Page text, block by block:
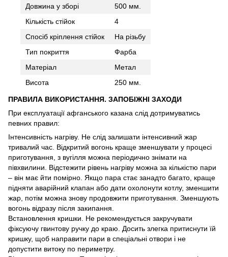
Довжина у зборі
500 мм.
Кількість стійок
4
Спосіб кріплення стійок
На різьбу
Тип покриття
Фарба
Матеріал
Метал
Висота
250 мм.
ПРАВИЛА ВИКОРИСТАННЯ. ЗАПОБІЖНІ ЗАХОДИ
При експлуатації афганського казана слід дотримуватись
певних правил:
Інтенсивність нагріву. Не слід залишати інтенсивний жар
тривалий час. Відкритий вогонь краще зменшувати у процесі
приготування, з вугілля можна періодично знімати на
півхвилини. Відстежити рівень нагріву можна за кількістю пари
– він має йти помірно. Якщо пара стає занадто багато, краще
підняти аварійний клапан або дати охолонути котлу, зменшити
жар, потім можна знову продовжити приготування. Зменшують
вогонь відразу після закипання.
Встановлення кришки. Не рекомендується закручувати
фіксуючу гвинтову ручку до краю. Досить злегка притиснути їй
кришку, щоб направити пари в спеціальні отвори і не
допустити витоку по периметру.